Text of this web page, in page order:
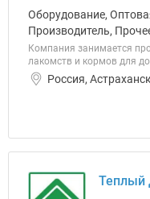
Оборудование,
Производитель,
Компания занимается
лакомств и кормов для
Россия,